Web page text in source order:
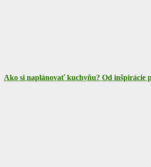
Ako si naplánovať kuchyňu? Od inšpirácie